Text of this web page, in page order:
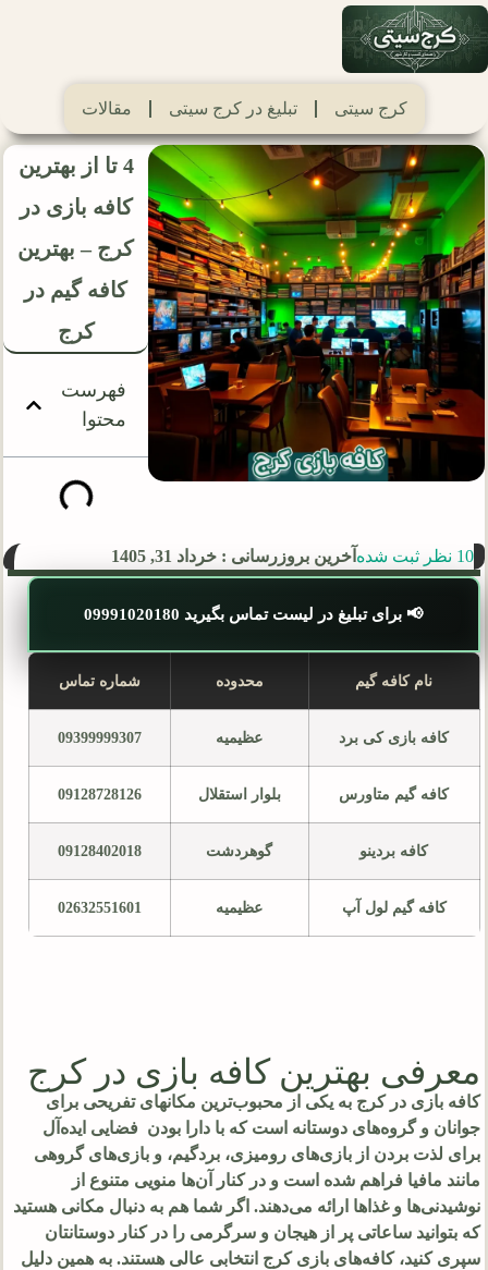
کرج سیتی تبلیغ در کرج سیتی مقالات
4 تا از بهترین
کافه بازی در
کرج – بهترین
کافه گیم در
کرج
فهرست
محتوا
10 نظر ثبت شده آخرین بروزرسانی : خرداد 31, 1405
📢 برای تبلیغ در لیست تماس بگیرید 09991020180
نام کافه گیم محدوده شماره تماس
کافه بازی کی برد عظیمیه 09399999307
کافه گیم متاورس بلوار استقلال 09128728126
کافه بردینو گوهردشت 09128402018
کافه گیم لول آپ عظیمیه 02632551601
معرفی بهترین کافه بازی در کرج
کافه بازی در کرج به یکی از محبوب‌ترین مکانهای تفریحی برای
جوانان و گروه‌های دوستانه است که با دارا بودن فضایی ایده‌آل
برای لذت بردن از بازی‌های رومیزی، بردگیم، و بازی‌های گروهی
مانند مافیا فراهم شده است و در کنار آن‌ها منویی متنوع از
نوشیدنی‌ها و غذاها ارائه می‌دهند. اگر شما هم به دنبال مکانی هستید
که بتوانید ساعاتی پر از هیجان و سرگرمی را در کنار دوستانتان
سپری کنید، کافه‌های بازی کرج انتخابی عالی هستند. به همین دلیل